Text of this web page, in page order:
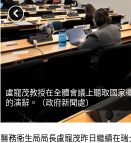
盧寵茂教授在全體會議上聽取國家
的演辭。（政府新聞處）
醫務衞生局局長盧寵茂昨日繼續在